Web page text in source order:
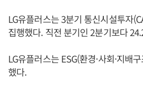
LG유플러스는 3분기 통신시설투자
집행했다. 직전 분기인 2분기보다
LG유플러스는 ESG(환경·사회·지배
했다.